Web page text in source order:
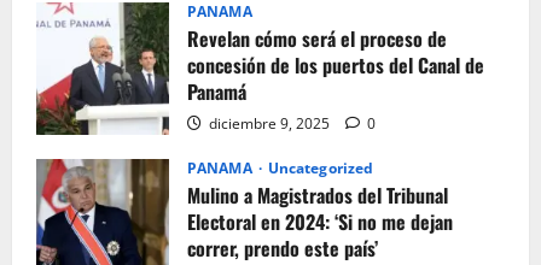
PANAMA
Revelan cómo será el proceso de
concesión de los puertos del Canal de
Panamá
diciembre 9, 2025 0
PANAMA Uncategorized
Mulino a Magistrados del Tribunal
Electoral en 2024: ‘Si no me dejan
correr, prendo este país’